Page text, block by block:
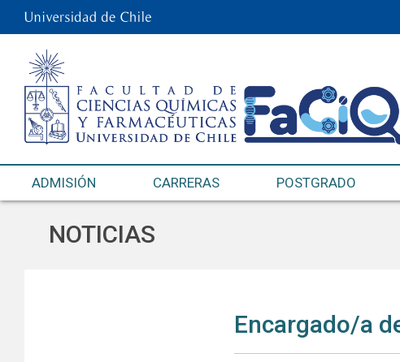
ADMISIÓN CARRERAS POSTGRADO
NOTICIAS
Encargado/a